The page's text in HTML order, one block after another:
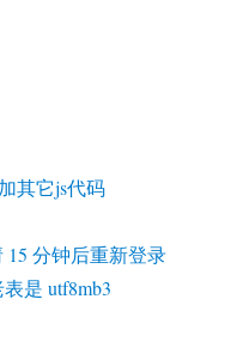
其它js代码
15 分钟后重新登录
是 utf8mb3